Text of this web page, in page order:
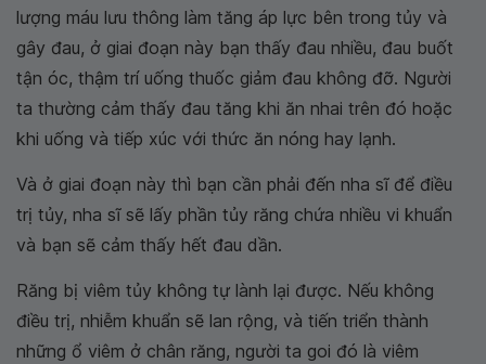
lượng máu lưu thông làm tăng áp lực bên trong tủy và
gây đau, ở giai đoạn này bạn thấy đau nhiều, đau buốt
tận óc, thậm trí uống thuốc giảm đau không đỡ. Người
ta thường cảm thấy đau tăng khi ăn nhai trên đó hoặc
khi uống và tiếp xúc với thức ăn nóng hay lạnh.
Và ở giai đoạn này thì bạn cần phải đến nha sĩ để điều
trị tủy, nha sĩ sẽ lấy phần tủy răng chứa nhiều vi khuẩn
và bạn sẽ cảm thấy hết đau dần.
Răng bị viêm tủy không tự lành lại được. Nếu không
điều trị, nhiễm khuẩn sẽ lan rộng, và tiến triển thành
những ổ viêm ở chân răng, người ta goi đó là viêm